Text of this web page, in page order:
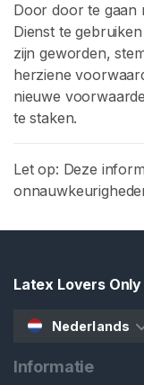
Door door te gaan
Dienst te
zijn geworden,
herziene
nieuwe
te staken.
Let op: Deze
Latex Lovers Only
Nederlands
Informatie